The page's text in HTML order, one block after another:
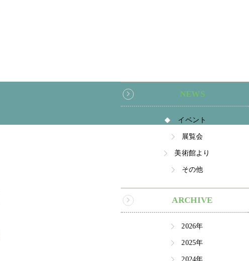
NEWS
イベント
展覧会
美術館より
その他
ARCHIVE
2026年
2025年
2024年